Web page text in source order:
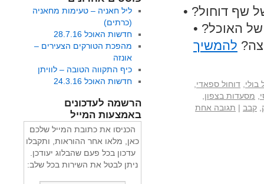
שף דוחול? •
של האוכל? •
להמשיך
בולי דוחול ספאדי
מסעדות בצפון
קבב | תגובה אחת
ליל חאניה – טעימות מחאניה
(כרתים)
חדשות האוכל 28.7.16
מהפכת הטורקים הצעירים –
אונזה
כיף התקווה הטובה – לוויתן
חדשות האוכל 24.3.16
הרשמה לעדכונים
באמצעות המייל
הכניסו את כתובת המייל שלכם
כאן, מלאו אחר ההוראות, ותקבלו
עדכון בכל פעם שהבלוג יעודכן.
ניתן לבטל את השירות בכל שלב: